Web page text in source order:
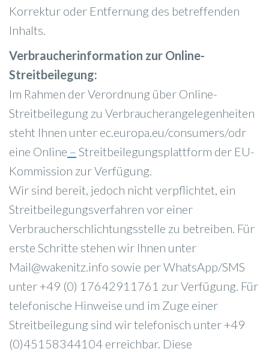
Korrektur oder Entfernung des betreffenden
Inhalts.
Verbraucherinformation zur Online-
Streitbeilegung:
Im Rahmen der Verordnung über Online-
Streitbeilegung zu Verbraucherangelegenheiten
steht Ihnen unter ec.europa.eu/consumers/odr
eine Online – Streitbeilegungsplattform der EU-
Kommission zur Verfügung.
Wir sind bereit, jedoch nicht verpflichtet, ein
Streitbeilegungsverfahren vor einer
Verbraucherschlichtungsstelle zu betreiben. Für
erste Schritte stehen wir Ihnen unter
Mail@wakenitz.info sowie per WhatsApp/SMS
unter +49 (0) 17642911761 zur Verfügung. Für
telefonische Hinweise und im Zuge einer
Streitbeilegung sind wir telefonisch unter +49
(0)45158344104 erreichbar. Diese